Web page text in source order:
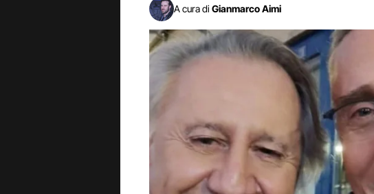
A cura di Gianmarco Aimi